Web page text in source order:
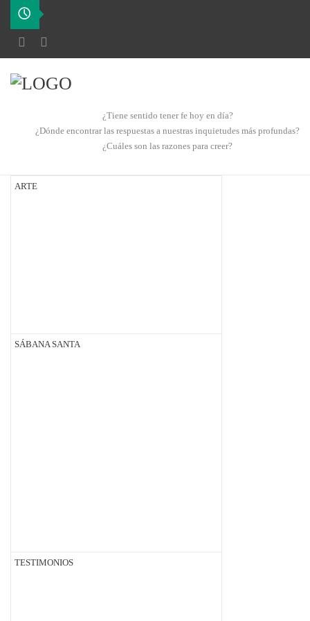
¿Tiene sentido tener fe hoy en día?
¿Dónde encontrar las respuestas a nuestras inquietudes más profundas?
¿Cuáles son las razones para creer?
ARTE
SÁBANA SANTA
TESTIMONIOS